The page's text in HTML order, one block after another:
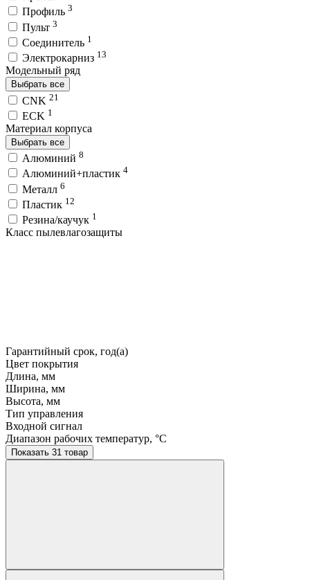
Профиль 3
Пульт 3
Соединитель 1
Электрокарниз 13
Модельный ряд
Выбрать все
CNK 21
ECK 1
Материал корпуса
Выбрать все
Алюминий 8
Алюминий+пластик 4
Металл 6
Пластик 12
Резина/каучук 1
Класс пылевлагозащиты
Гарантийный срок, год(а)
Цвет покрытия
Длина, мм
Ширина, мм
Высота, мм
Тип управления
Входной сигнал
Диапазон рабочих температур, °C
Показать 31 товар